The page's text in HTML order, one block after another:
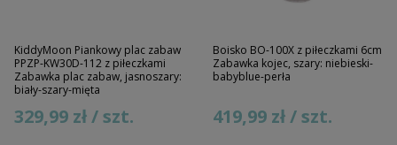
KiddyMoon Piankowy plac zabaw
PPZP-KW30D-112 z piłeczkami
Zabawka plac zabaw, jasnoszary:
biały-szary-mięta
329,99 zł / szt.
Boisko BO-100X z piłeczkami 6cm
Zabawka kojec, szary: niebieski-
babyblue-perła
419,99 zł / szt.